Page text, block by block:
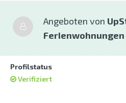
Angeboten von
Ferienwohnungen
Profilstatus
Verifiziert